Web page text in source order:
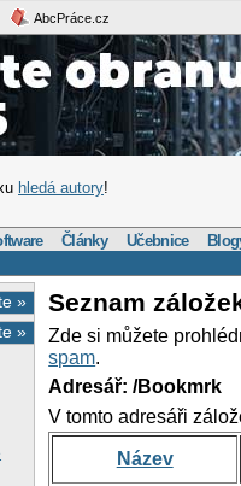
AbcPráce.cz
hledá autory!
Články Učebnice
»
»
Seznam
Zde si můžete
spam.
Adresář: /Bookmrk
V tomto adresáři
Název